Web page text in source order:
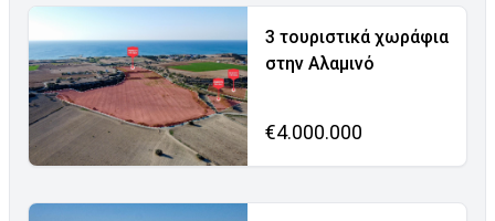
3 τουριστικά χωράφια
στην Αλαμινό
€4.000.000